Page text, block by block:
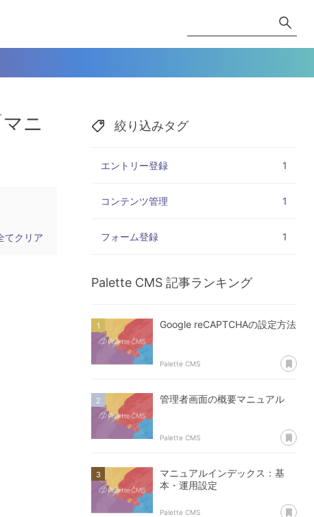
ニ
てクリア
絞り込みタグ
エントリー登録 1
コンテンツ管理 1
フォーム登録 1
Palette CMS 記事ランキング
Google reCAPTCHAの設定方法
Palette CMS あ
管理者画面の概要マニュアル
Palette CMS あ
マニュアルインデックス：基
本・運用設定
Palette CMS あ